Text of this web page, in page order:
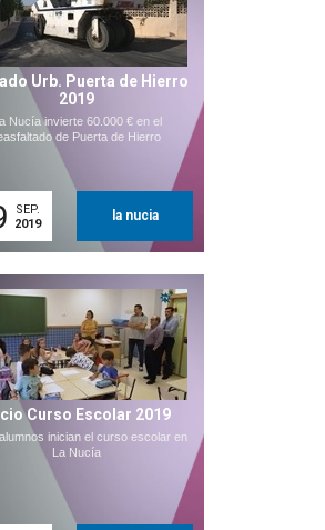
Urb. Puerta de Hierro
2019
Nucía invierte 60.000 € en el
de Puerta de Hierro
SEP.
2019
la nucia
Curso Escolar 2019
inician el curso escolar en
La Nucía